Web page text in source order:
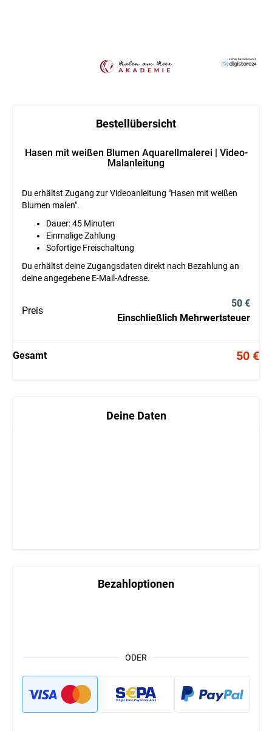
Bestellübersicht
Hasen mit weißen Blumen Aquarellmalerei | Video-
Malanleitung
Du erhältst Zugang zur Videoanleitung "Hasen mit weißen
Blumen malen".
Dauer: 45 Minuten
Einmalige Zahlung
Sofortige Freischaltung
Du erhältst deine Zugangsdaten direkt nach Bezahlung an
deine angegebene E-Mail-Adresse.
Preis
50 €
Einschließlich Mehrwertsteuer
Gesamt 50 €
Deine Daten
Bezahloptionen
ODER